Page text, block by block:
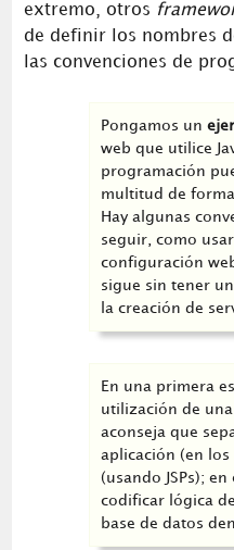
extremo, otros
de definir los nombres
las convenciones de
Pongamos un
web que utilice
programación
multitud de
Hay algunas
seguir, como
configuración
sigue sin tener
la creación de
En una primera
utilización de
aconseja que
aplicación (en los
(usando JSPs);
codificar lógica
base de datos